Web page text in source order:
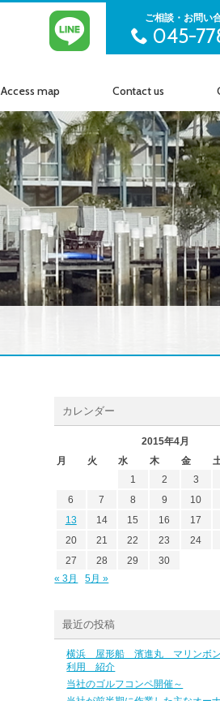
ご相談・お問い
045-
Access map
アクセス
Contact us
お問い合わせ
カレンダー
2015年4月
月
火 水 木 金
1
2 3
6
7 8 9 10
13
14 15 16 17
20
21 22 23 24
27
28 29
30
« 3月
5月 »
最近の投稿
横浜 屋形船 濱進丸 マリンボ
利用 紹介
当社のゴルフコンペ開催～